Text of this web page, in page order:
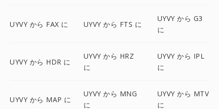
UYVY から FAX に UYVY から FTS に
UYVY から G3
に
UYVY から HDR に
UYVY から HRZ
に
UYVY から IPL
に
UYVY から MAP に
UYVY から MNG
に
UYVY から MTV
に